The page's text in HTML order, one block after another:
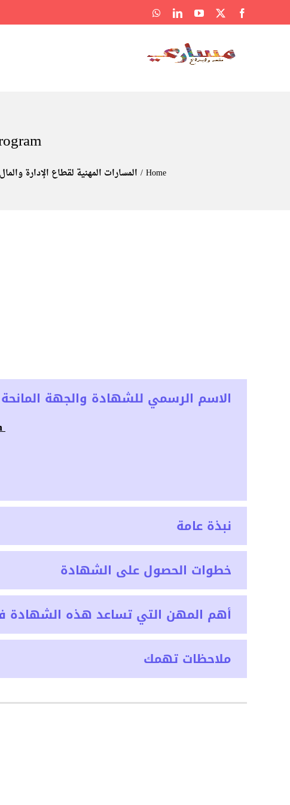
Facebook
X
YouTube
LinkedIn
WhatsApp
Home المسارات المهنية لقطاع الإدارة
الاسم الرسمي للشهادة والجهة
Operations Analytics Cornell Certificate Program
نبذة عامة
خطوات الحصول على الشهادة
أهم المهن التي تساعد هذه الشهادة
ملاحظات تهمك